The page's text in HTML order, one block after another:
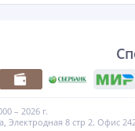
– 2026 г.
Электродная 8 стр 2. Офис